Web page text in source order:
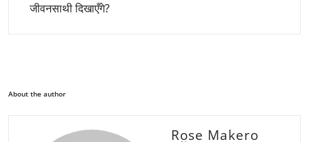
जीवनसाथी दिखाएँगे?
About the author
Rose Makero